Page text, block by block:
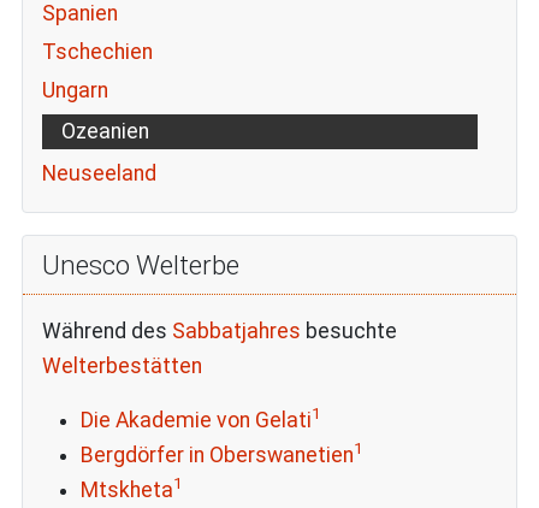
Spanien
Tschechien
Ungarn
Ozeanien
Neuseeland
Unesco Welterbe
Während des Sabbatjahres besuchte
Welterbestätten
Die Akademie von Gelati1
Bergdörfer in Oberswanetien1
Mtskheta1